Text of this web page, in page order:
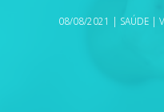
08/08/2021 | SAÚDE |